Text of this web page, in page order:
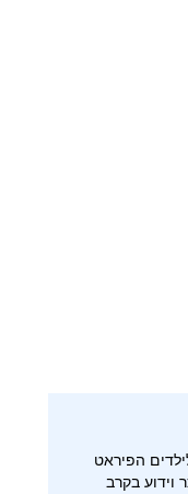
הפיראט
וידוע בקרב